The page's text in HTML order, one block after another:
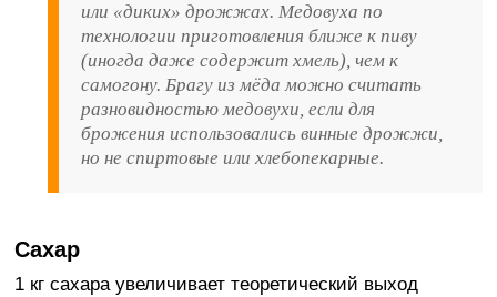
или «диких» дрожжах. Медовуха по
технологии приготовления ближе к пиву
(иногда даже содержит хмель), чем к
самогону. Брагу из мёда можно считать
разновидностью медовухи, если для
брожения использовались винные дрожжи,
но не спиртовые или хлебопекарные.
Сахар
1 кг сахара увеличивает теоретический выход